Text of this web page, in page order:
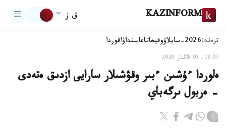
KAZINFORM ق ز
ترەند:2026-سايلاۋ وقيعاتاعايىنداۋاقوردا
18:07, 05 قاڭتار 2020
ەلوردا ءۇشىن ءبىر وقۋشىلار سارايى ازدىق ەتەدى
- ەربول ىرگەباي